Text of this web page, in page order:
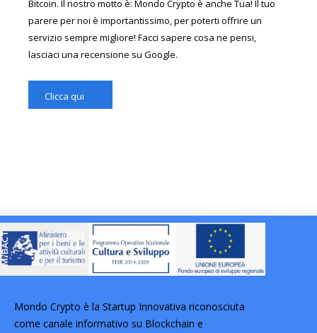
Bitcoin. Il nostro motto è: Mondo Crypto è anche Tua! Il tuo
parere per noi è importantissimo, per poterti offrire un
servizio sempre migliore! Facci sapere cosa ne pensi,
lasciaci una recensione su Google.
Clicca qui
Mondo Crypto è la Startup Innovativa riconosciuta
come canale informativo su Blockchain e